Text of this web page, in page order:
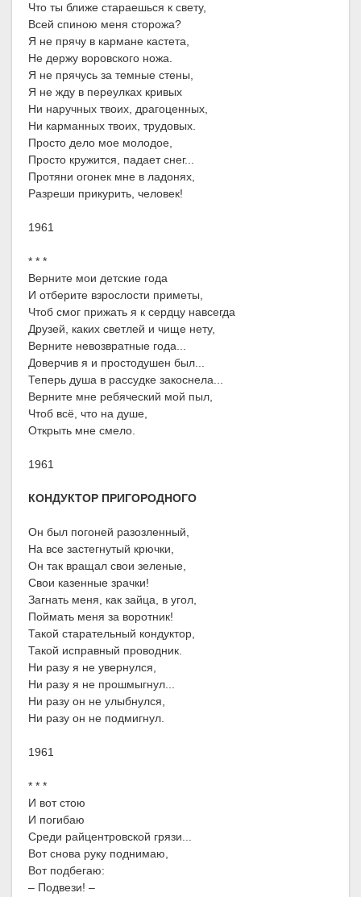
Что ты ближе стараешься к свету,
Всей спиною меня сторожа?
Я не прячу в кармане кастета,
Не держу воровского ножа.
Я не прячусь за темные стены,
Я не жду в переулках кривых
Ни наручных твоих, драгоценных,
Ни карманных твоих, трудовых.
Просто дело мое молодое,
Просто кружится, падает снег...
Протяни огонек мне в ладонях,
Разреши прикурить, человек!
1961
* * *
Верните мои детские года
И отберите взрослости приметы,
Чтоб смог прижать я к сердцу навсегда
Друзей, каких светлей и чище нету,
Верните невозвратные года...
Доверчив я и простодушен был...
Теперь душа в рассудке закоснела...
Верните мне ребяческий мой пыл,
Чтоб всё, что на душе,
Открыть мне смело.
1961
КОНДУКТОР ПРИГОРОДНОГО
Он был погоней разозленный,
На все застегнутый крючки,
Он так вращал свои зеленые,
Свои казенные зрачки!
Загнать меня, как зайца, в угол,
Поймать меня за воротник!
Такой старательный кондуктор,
Такой исправный проводник.
Ни разу я не увернулся,
Ни разу я не прошмыгнул...
Ни разу он не улыбнулся,
Ни разу он не подмигнул.
1961
* * *
И вот стою
И погибаю
Среди райцентровской грязи...
Вот снова руку поднимаю,
Вот подбегаю:
– Подвези! –